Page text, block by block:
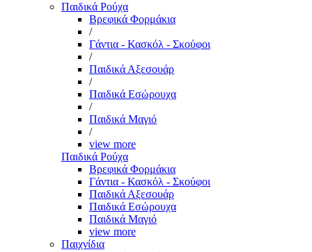
Παιδικά Ρούχα
Βρεφικά Φορμάκια
/
Γάντια - Κασκόλ - Σκούφοι
/
Παιδικά Αξεσουάρ
/
Παιδικά Εσώρουχα
/
Παιδικά Μαγιό
/
view more
Παιδικά Ρούχα
Βρεφικά Φορμάκια
Γάντια - Κασκόλ - Σκούφοι
Παιδικά Αξεσουάρ
Παιδικά Εσώρουχα
Παιδικά Μαγιό
view more
Παιχνίδια